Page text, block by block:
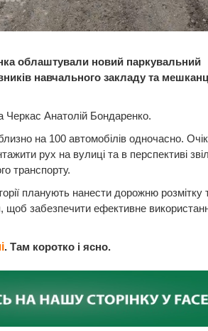
облаштували новий паркувальний
навчального закладу та
Черкас Анатолій Бондаренко.
на 100 автомобілів одночасно.
рух на вулиці та в перспективі
транспорту.
планують нанести дорожню розмітку
щоб забезпечити ефективне
. Там коротко і ясно.